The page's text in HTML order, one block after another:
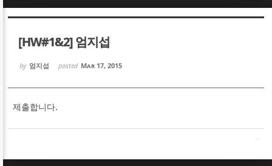
[HW#1&2] 엄지섭
by 엄지섭 posted Mar 17, 2015
제출합니다.
Sketchbook5, 스케치북5
Sketchbook5, 스케치북5
Sketchbook5, 스케치북5
Sketchbook5, 스케치북5